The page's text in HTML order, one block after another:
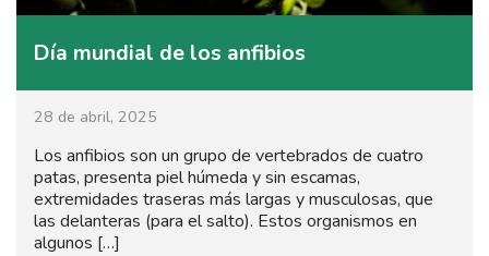
Día mundial de los anfibios
28 de abril, 2025
Los anfibios son un grupo de vertebrados de cuatro
patas, presenta piel húmeda y sin escamas,
extremidades traseras más largas y musculosas, que
las delanteras (para el salto). Estos organismos en
algunos […]